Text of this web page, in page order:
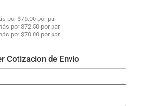
por $75.00 por par
por $72.50 por par
por $70.00 por par
Cotizacion de Envio